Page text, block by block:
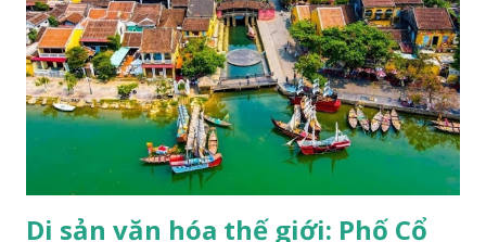
tôn giáo" (trích Công ước thành lập UNESCO). UNESCO
hiện đã có mặt trên 191 quốc gia thành viên và trụ sở chính
đặt tại Pháp, với hơn 50 văn phòng và các trung tâm trực
thuộc đặt khắp nơi trên thế giới, một trong các dự án của
UNESCO là duy trì danh sách các di sản thế giới. Một trong
những hoạt động nổi bật của UNESCO...
Di sản văn hóa thế giới: Phố Cổ